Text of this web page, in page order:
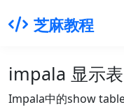
芝麻教程
impala 显示表
Impala中的show